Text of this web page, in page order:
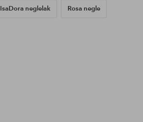
IsaDora neglelak Rosa negle